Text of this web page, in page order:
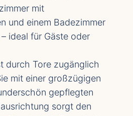
mit
und einem Badezimmer
ideal für Gäste oder
durch Tore zugänglich
mit einer großzügigen
gepflegten
sorgt den